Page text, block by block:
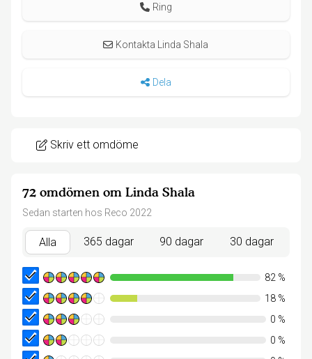
Ring
Kontakta Linda Shala
Dela
Skriv ett omdöme
72 omdömen om Linda Shala
Sedan starten hos Reco 2022
Alla 365 dagar 90 dagar 30 dagar
82%
18%
0 %
0 %